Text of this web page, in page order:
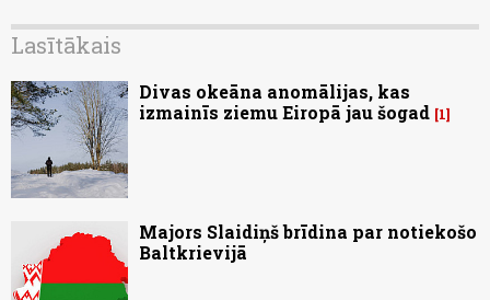
Lasītākais
Divas okeāna anomālijas, kas
izmainīs ziemu Eiropā jau šogad 1
Majors Slaidiņš brīdina par notiekošo
Baltkrievijā